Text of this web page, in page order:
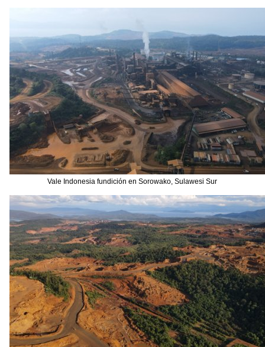
Vale Indonesia fundición en Sorowako, Sulawesi Sur